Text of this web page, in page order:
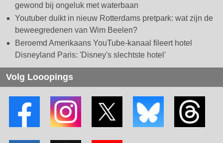
gewond bij ongeluk met waterbaan
Youtuber duikt in nieuw Rotterdams pretpark: wat zijn de
beweegredenen van Wim Beelen?
Beroemd Amerikaans YouTube-kanaal fileert hotel
Disneyland Paris: 'Disney's slechtste hotel'
Volg Looopings